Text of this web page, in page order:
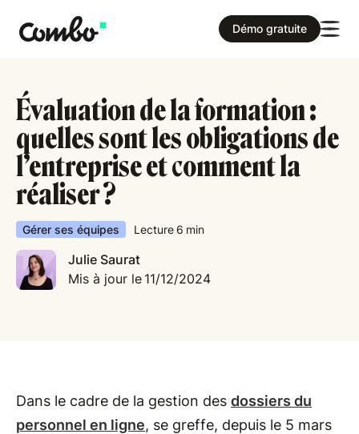
Démo gratuite
Évaluation de la formation :
quelles sont les obligations de
l’entreprise et comment la
réaliser ?
Gérer ses équipes Lecture 6 min
Julie Saurat
Mis à jour le 11/12/2024
Dans le cadre de la gestion des dossiers du
personnel en ligne, se greffe, depuis le 5 mars